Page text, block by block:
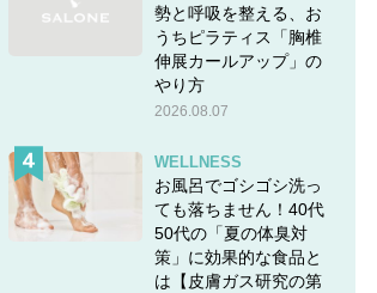
勢と呼吸を整える、お
うちピラティス「胸椎
伸展カールアップ」の
やり方
2026.08.07
WELLNESS
お風呂でゴシゴシ洗っ
ても落ちません！40代
50代の「夏の体臭対
策」に効果的な食品と
は【皮膚ガス研究の第